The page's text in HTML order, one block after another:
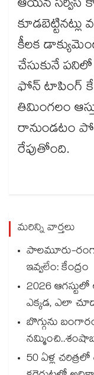
ఆయన సర్వీస్
కీలక
చేసుకునే
ఫోన్ టాపింగ్
తిమింగలం
రానుండటం
రేపుతోంది.
మరిన్ని వార్తలు
పాలమూరు-
ఇవ్వలేం: కేంద్రం
2026 ఆగస్టులో
ఎక్కడ, ఎలా
బొగ్గును
50 ఏళ్ల